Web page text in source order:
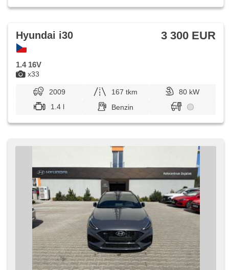
x33
Hyundai i30 3 300 EUR
1.4 16V
2009 167 tkm
80 kW
1.4 l
Benzin